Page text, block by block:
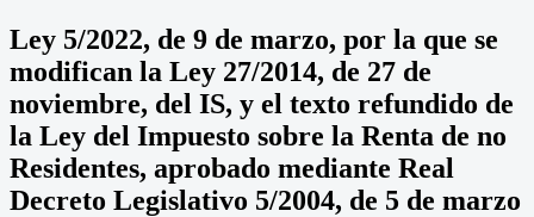
Ley 5/2022, de 9 de marzo, por la que se
modifican la Ley 27/2014, de 27 de
noviembre, del IS, y el texto refundido de
la Ley del Impuesto sobre la Renta de no
Residentes, aprobado mediante Real
Decreto Legislativo 5/2004, de 5 de marzo